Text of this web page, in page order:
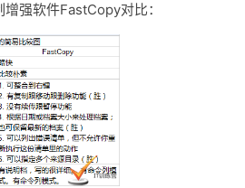
强软件FastCopy对比：